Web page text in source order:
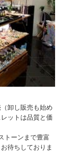
卸し販売も始め
ットは品質と価
トーンまで豊富
待ちしておりま